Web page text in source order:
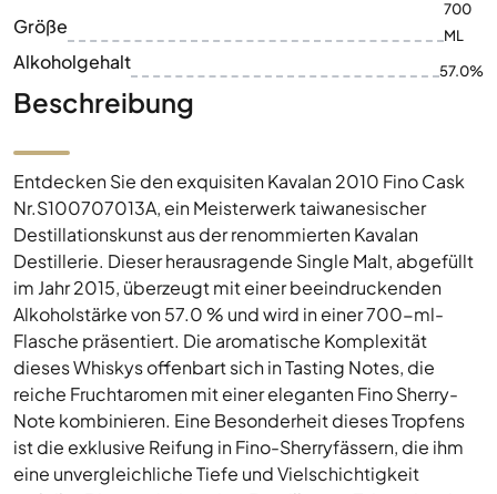
Größe
700
ML
Alkoholgehalt 57.0%
Beschreibung
Entdecken Sie den exquisiten Kavalan 2010 Fino Cask
Nr.S100707013A, ein Meisterwerk taiwanesischer
Destillationskunst aus der renommierten Kavalan
Destillerie. Dieser herausragende Single Malt, abgefüllt
im Jahr 2015, überzeugt mit einer beeindruckenden
Alkoholstärke von 57.0 % und wird in einer 700-ml-
Flasche präsentiert. Die aromatische Komplexität
dieses Whiskys offenbart sich in Tasting Notes, die
reiche Fruchtaromen mit einer eleganten Fino Sherry-
Note kombinieren. Eine Besonderheit dieses Tropfens
ist die exklusive Reifung in Fino-Sherryfässern, die ihm
eine unvergleichliche Tiefe und Vielschichtigkeit